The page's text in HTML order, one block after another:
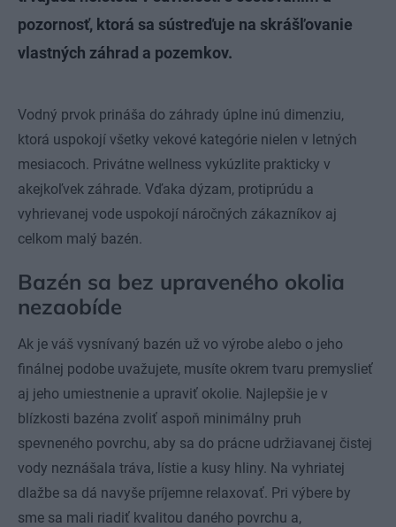
pozornosť, ktorá sa sústreďuje na skrášľovanie
vlastných záhrad a pozemkov.
Vodný prvok prináša do záhrady úplne inú dimenziu,
ktorá uspokojí všetky vekové kategórie nielen v letných
mesiacoch. Privátne wellness vykúzlite prakticky v
akejkoľvek záhrade. Vďaka dýzam, protiprúdu a
vyhrievanej vode uspokojí náročných zákazníkov aj
celkom malý bazén.
Bazén sa bez upraveného okolia
nezaobíde
Ak je váš vysnívaný bazén už vo výrobe alebo o jeho
finálnej podobe uvažujete, musíte okrem tvaru premyslieť
aj jeho umiestnenie a upraviť okolie. Najlepšie je v
blízkosti bazéna zvoliť aspoň minimálny pruh
spevneného povrchu, aby sa do prácne udržiavanej čistej
vody neznášala tráva, lístie a kusy hliny. Na vyhriatej
dlažbe sa dá navyše príjemne relaxovať. Pri výbere by
sme sa mali riadiť kvalitou daného povrchu a,